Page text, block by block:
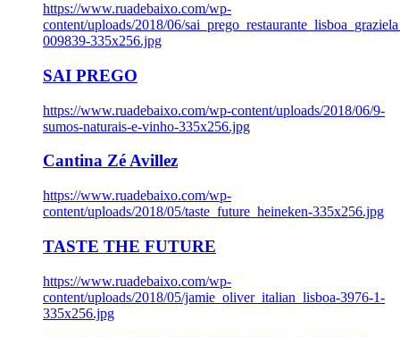
https://www.ruadebaixo.com/wp-
content/uploads/2018/06/
009839-335x256.jpg
SAI PREGO
https://www.ruadebaixo.com/wp-content/uploads/2018/06/9-
sumos-naturais-e-vinho-335x256.jpg
Cantina Zé Avillez
https://www.ruadebaixo.com/wp-
content/uploads/2018/05/taste_future_heineken-335x256.jpg
TASTE THE FUTURE
https://www.ruadebaixo.com/wp-
content/uploads/2018/05/jamie_oliver_italian_lisboa-3976-1-
335x256.jpg